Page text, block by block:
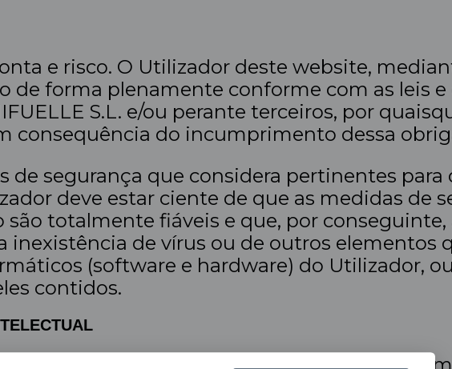
e risco. O Utilizador deste website,
de forma plenamente conforme com as leis e
S.L. e/ou perante terceiros, por
consequência do incumprimento dessa
de segurança que considera pertinentes para
deve estar ciente de que as medidas de
totalmente fiáveis e que, por conseguinte,
inexistência de vírus ou de outros elementos
(software e hardware) do Utilizador,
contidos.